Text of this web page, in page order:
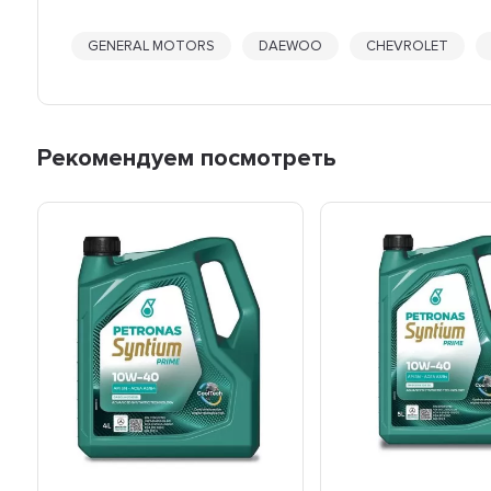
GENERAL MOTORS DAEWOO CHEVROLET
Рекомендуем посмотреть